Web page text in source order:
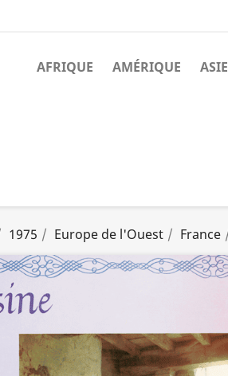
AFRIQUE AMÉRIQUE ASIE
1975 Europe de l'Ouest France